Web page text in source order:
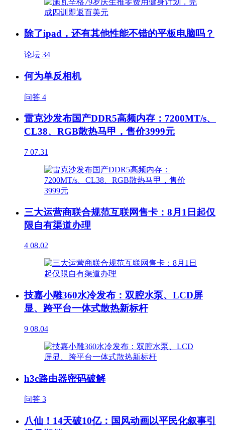
除了ipad，还有其他性能不错的平板电脑吗？
论坛 34
何为单反相机
问答 4
雷克沙发布国产DDR5高频内存：7200MT/s、
CL38、RGB散热马甲，售价3999元
7 07.31
三大运营商联合规范互联网售卡：8月1日起仅
限自有渠道办理
4 08.02
技嘉小雕360水冷发布：双腔水泵、LCD屏
显、跨平台一体式散热新标杆
9 08.04
h3c路由器密码破解
问答 3
八仙！14天破10亿：国风动画以平民化叙事引